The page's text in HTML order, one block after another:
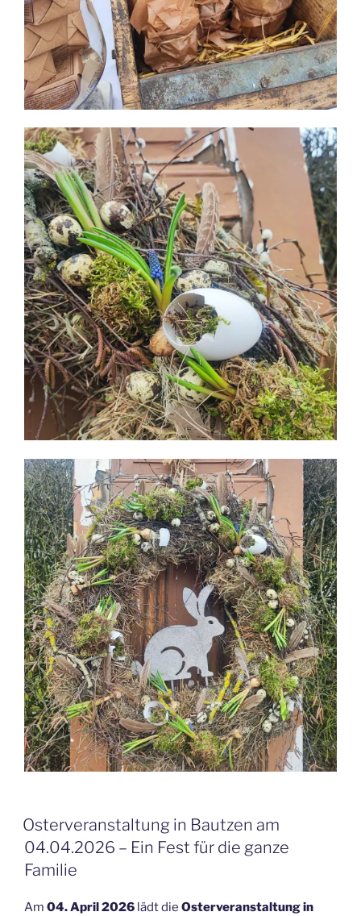
Osterveranstaltung in Bautzen am
04.04.2026 – Ein Fest für die ganze
Familie
Am 04. April 2026 lädt die Osterveranstaltung in